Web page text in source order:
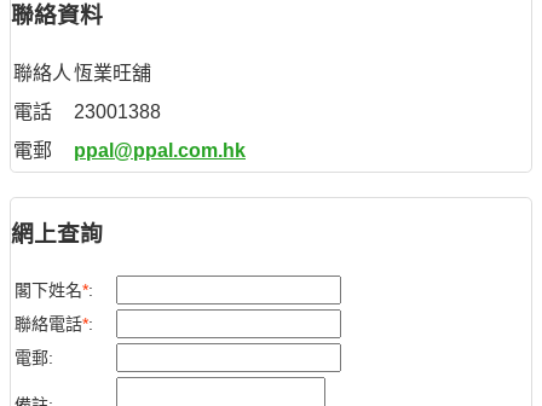
聯絡資料
聯絡人 恆業旺舖
電話
23001388
電郵
ppal@ppal.com.hk
網上查詢
閣下姓名*:
聯絡電話*:
電郵: